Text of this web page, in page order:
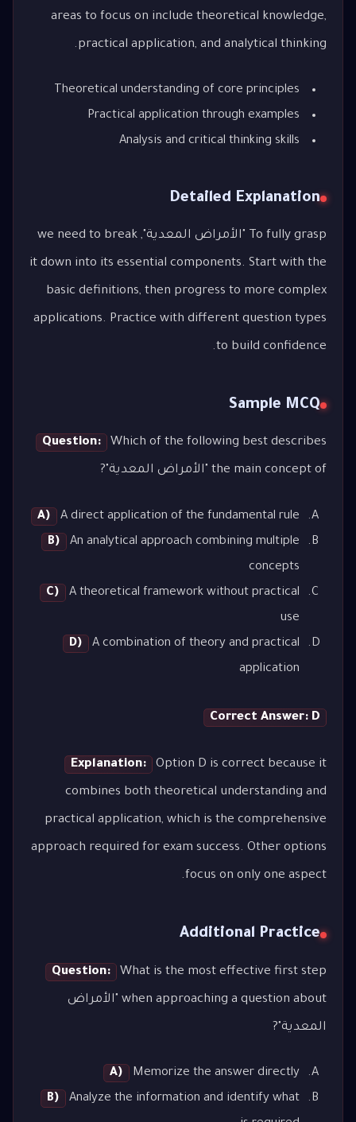
areas to focus on include theoretical knowledge,
practical application, and analytical thinking.
Theoretical understanding of core principles
Practical application through examples
Analysis and critical thinking skills
Detailed Explanation
To fully grasp "الأمراض المعدية", we need to break
it down into its essential components. Start with the
basic definitions, then progress to more complex
applications. Practice with different question types
to build confidence.
Sample MCQ
Question: Which of the following best describes
the main concept of "الأمراض المعدية"?
A)
A direct application of the fundamental rule
B)
An analytical approach combining multiple
concepts
C)
A theoretical framework without practical
use
D)
A combination of theory and practical
application
Correct Answer: D
Explanation: Option D is correct because it
combines both theoretical understanding and
practical application, which is the comprehensive
approach required for exam success. Other options
focus on only one aspect.
Additional Practice
Question: What is the most effective first step
when approaching a question about "الأمراض
المعدية"?
A)
Memorize the answer directly
B)
Analyze the information and identify what